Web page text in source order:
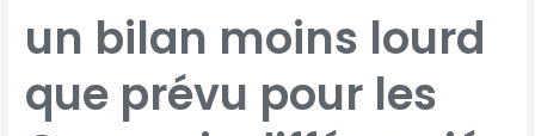
un bilan moins lourd
que prévu pour les
BILAN
MOINS
LOURD
POUR
LES
CAC